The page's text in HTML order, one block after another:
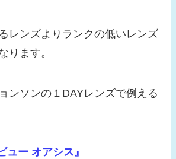
レンズよりランクの低いレンズ
ります。
ンソンの１DAYレンズで例える
ュー オアシス』